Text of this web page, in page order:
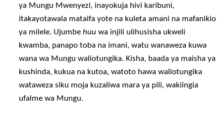
ya Mungu Mwenyezi, inayokuja hivi karibuni,
itakayotawala mataifa yote na kuleta amani na mafanikio
ya milele. Ujumbehuu wa injili ulihusisha ukweli
kwamba, panapo toba na imani, watu wanaweza kuwa
wana wa Mungu waliotungika. Kisha, baada ya maisha ya
kushinda, kukua na kutoa, watoto hawa waliotungika
wataweza siku moja kuzaliwa mara ya pili, wakiingia
ufalme wa Mungu.